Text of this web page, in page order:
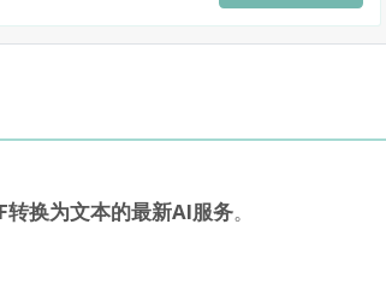
转换为文本的最新AI服务。